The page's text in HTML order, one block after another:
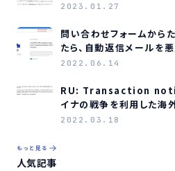
2023.01.27
問い合わせフォームから
たら、自動返信メールを
2022.06.14
RU: Transaction notice
イナの戦争を利用した海
2022.03.18
もっと見る
人気記事